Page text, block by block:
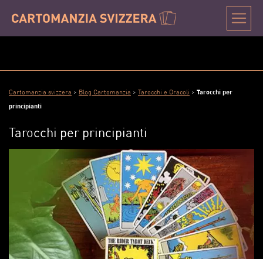
Cartomanzia svizzera > Blog Cartomanzia > Tarocchi e Oracoli > Tarocchi per
principianti
Tarocchi per principianti